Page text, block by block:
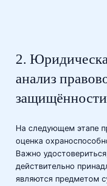
2.
анализ
защищённости
На следующем этапе
оценка
Важно
действительно
являются предметом